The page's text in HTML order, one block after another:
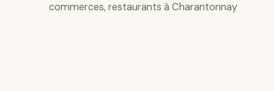
commerces, restaurants à Charantonnay